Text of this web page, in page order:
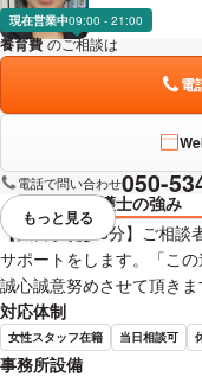
現在営業中09:00 - 21:00
養育費 のご相談は
電
電話で問い合わせ050-
弁護士の強み
【大宮駅徒歩5分】ご相談
サポートをします。「こ
誠心誠意努めさせて頂きま
対応体制
女性スタッフ在籍 当日相談可
事務所設備
視覚的に省略されて
もっと見る